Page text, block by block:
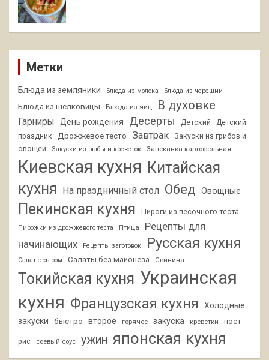
Метки
Блюда из земляники Блюда из молока Блюда из черешни
Блюда из шелковицы Блюда из яиц В духовке
Гарниры День рождения Десерты Детский
Детский
праздник
Дрожжевое тесто Завтрак
Закуски из грибов и
овощей
Закуски из рыбы и креветок Запеканка картофельная
Киевская кухня Китайская
кухня
На праздничный стол Обед Овощные
Пекинская кухня Пироги из песочного теста
Пирожки из дрожжевого теста Птица
Рецепты для
начинающих
Рецепты заготовок Русская кухня
Салат с сыром Салаты без майонеза Свинина
Токийская кухня Украинская
кухня Французская кухня
Холодные
закуски
быстро второе горячее закуска креветки пост
рис соевый соус ужин японская кухня